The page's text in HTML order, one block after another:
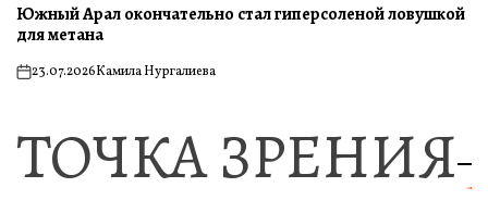
Южный Арал окончательно стал гиперсоленой ловушкой
для метана
on23.07.2026Камила Нургалиева
ТОЧКА ЗРЕНИЯ